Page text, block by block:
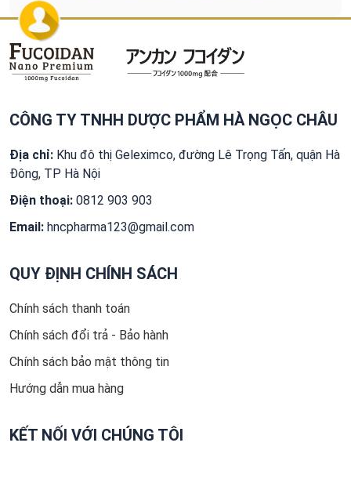
CÔNG TY TNHH DƯỢC PHẨM HÀ NGỌC CHÂU
Địa chỉ: Khu đô thị Geleximco, đường Lê Trọng Tấn, quận Hà
Đông, TP Hà Nội
Điện thoại: 0812 903 903
Email: hncpharma123@gmail.com
QUY ĐỊNH CHÍNH SÁCH
Chính sách thanh toán
Chính sách đổi trả - Bảo hành
Chính sách bảo mật thông tin
Hướng dẫn mua hàng
KẾT NỐI VỚI CHÚNG TÔI